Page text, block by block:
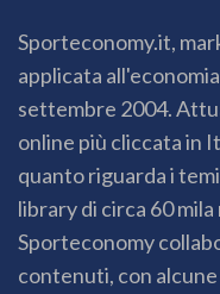
Sporteconomy.it,
applicata
settembre 2004.
online più cliccata in
quanto riguarda i
library di circa 60 mila
Sporteconomy
contenuti, con